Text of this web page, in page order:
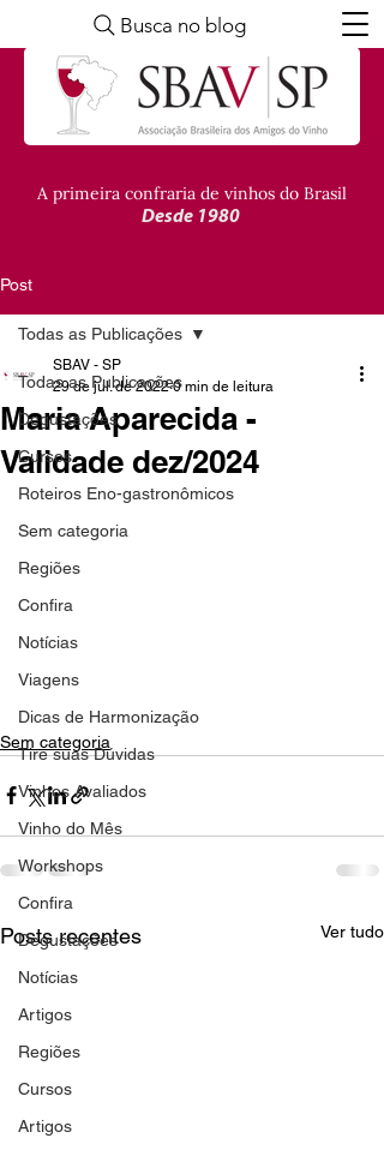
A primeira confraria de vinhos do Brasil
Desde 1980
Busca no blog
Post
Todas as Publicações
Degustações
Cursos
Roteiros Eno-gastronômicos
Sem categoria
Regiões
Confira
Notícias
Viagens
Dicas de Harmonização
Tire suas Dúvidas
Vinhos Avaliados
Vinho do Mês
Workshops
Confira
Degustações
Notícias
Artigos
Regiões
Cursos
Artigos
Todas as Publicações
Maria Aparecida -
Validade dez/2024
SBAV - SP
29 de jul. de 2022 0 min de leitura
Sem categoria
Posts recentes Ver tudo